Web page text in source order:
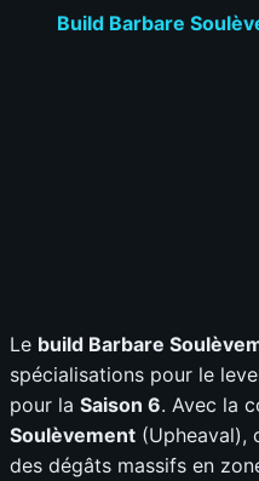
Build Barbare
Le build Barbare
spécialisations pour le
pour la Saison 6. Avec la
Soulèvement (Upheaval),
des dégâts massifs en